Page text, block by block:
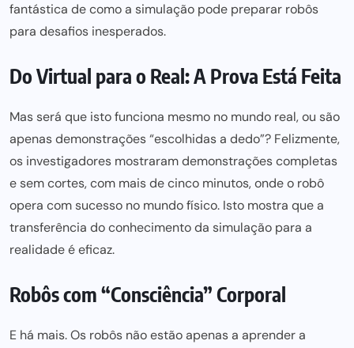
fantástica de como a simulação pode preparar robôs
para desafios inesperados.
Do Virtual para o Real: A Prova Está Feita
Mas será que isto funciona mesmo no mundo real, ou são
apenas demonstrações “escolhidas a dedo”? Felizmente,
os investigadores mostraram demonstrações completas
e sem cortes, com mais de cinco minutos, onde o robô
opera com sucesso no mundo físico. Isto mostra que a
transferência do conhecimento da simulação para a
realidade é eficaz.
Robôs com “Consciência” Corporal
E há mais. Os robôs não estão apenas a aprender a